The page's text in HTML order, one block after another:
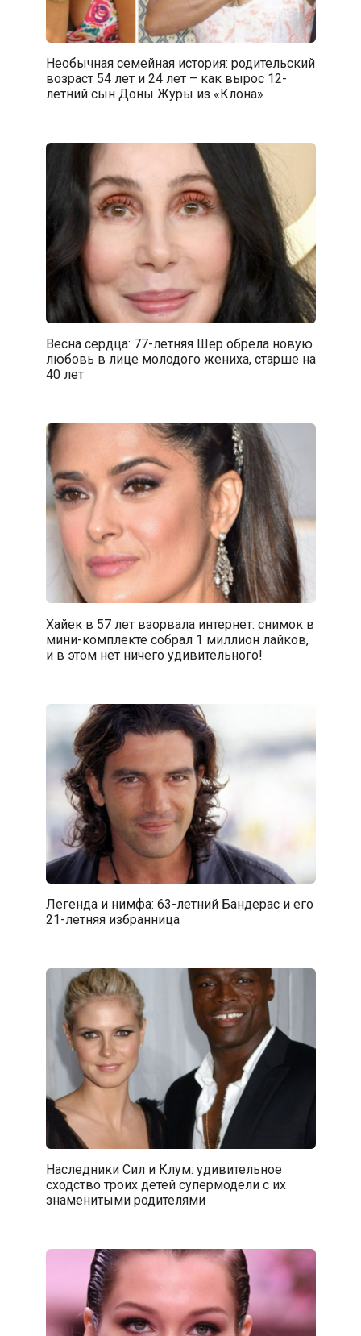
Необычная семейная история: родительский
возраст 54 лет и 24 лет – как вырос 12-
летний сын Доны Журы из «Клона»
Весна сердца: 77-летняя Шер обрела новую
любовь в лице молодого жениха, старше на
40 лет
Хайек в 57 лет взорвала интернет: снимок в
мини-комплекте собрал 1 миллион лайков,
и в этом нет ничего удивительного!
Легенда и нимфа: 63-летний Бандерас и его
21-летняя избранница
Наследники Сил и Клум: удивительное
сходство троих детей супермодели с их
знаменитыми родителями